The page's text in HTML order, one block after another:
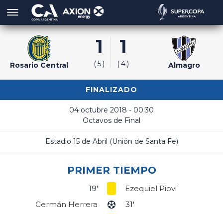
04 octubre 2018 - 00:30
Octavos de Final
FINALIZADO
Estadio 15 de Abril (Unión de Santa Fe)
Rosario Central
1
5
1
4 Almagro
PRIMER TIEMPO
Ezequiel Piovi
19'
Germán Herrera
31'